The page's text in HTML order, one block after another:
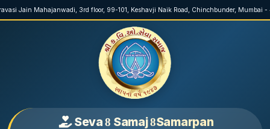
Jain Mahajanwadi, 3rd floor, 99-101, Keshavji Naik Road, Chinchbunder, Mumbai
Seva8 Samaj8Samarpan